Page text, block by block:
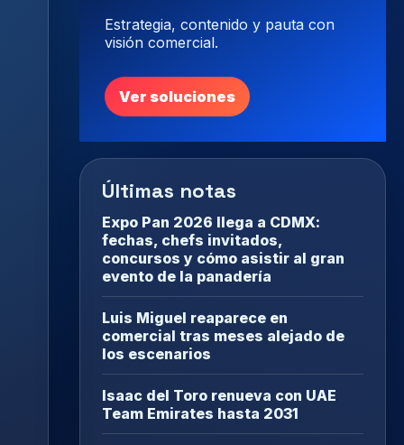
Estrategia, contenido y pauta con
visión comercial.
Ver soluciones
Últimas notas
Expo Pan 2026 llega a CDMX:
fechas, chefs invitados,
concursos y cómo asistir al gran
evento de la panadería
Luis Miguel reaparece en
comercial tras meses alejado de
los escenarios
Isaac del Toro renueva con UAE
Team Emirates hasta 2031